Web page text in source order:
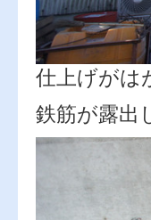
仕上げが
鉄筋が露出